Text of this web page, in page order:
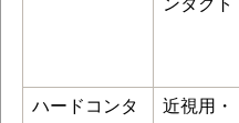
ンタクト
ハードコンタ
近視用・